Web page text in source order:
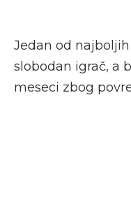
Jedan od
slobodan igrač, a
meseci zbog